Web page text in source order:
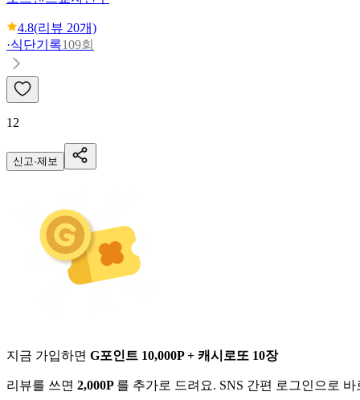
4.8(리뷰 20개)
·식단기록109회
12
신고·제보
지금 가입하면 G포인트 10,000P + 캐시로또 10장
리뷰를 쓰면 2,000P 를 추가로 드려요. SNS 간편 로그인으로